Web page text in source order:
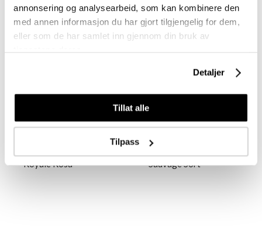
annonsering og analysearbeid, som kan kombinere den
med annen informasjon du har gjort tilgjengelig for dem,
eller som de har samlet inn gjennom din bruk av
Detaljer
Tillat alle
Tilpass
Royale Rosa
Sauvage Sort